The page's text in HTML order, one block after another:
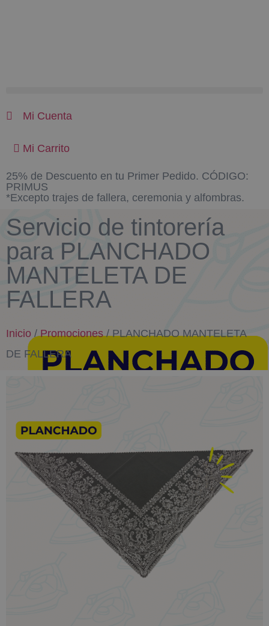
Mi Cuenta
Mi Carrito
25% de Descuento en tu Primer Pedido. CÓDIGO:
PRIMUS
*Excepto trajes de fallera, ceremonia y alfombras.
Servicio de tintorería
para PLANCHADO
MANTELETA DE
FALLERA
Inicio /Promociones/ PLANCHADO MANTELETA
DE FALLERA